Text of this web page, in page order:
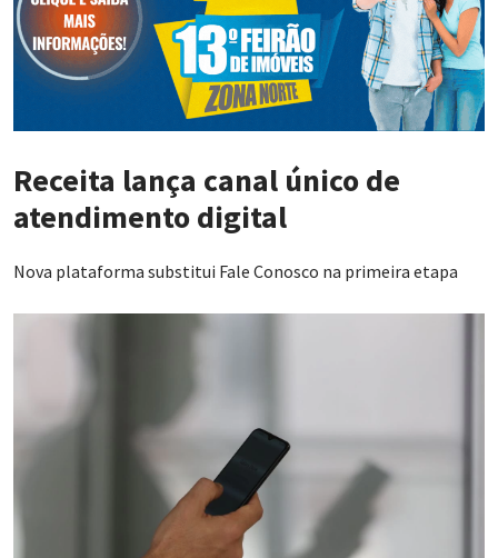
Receita lança canal único de
atendimento digital
Nova plataforma substitui Fale Conosco na primeira etapa